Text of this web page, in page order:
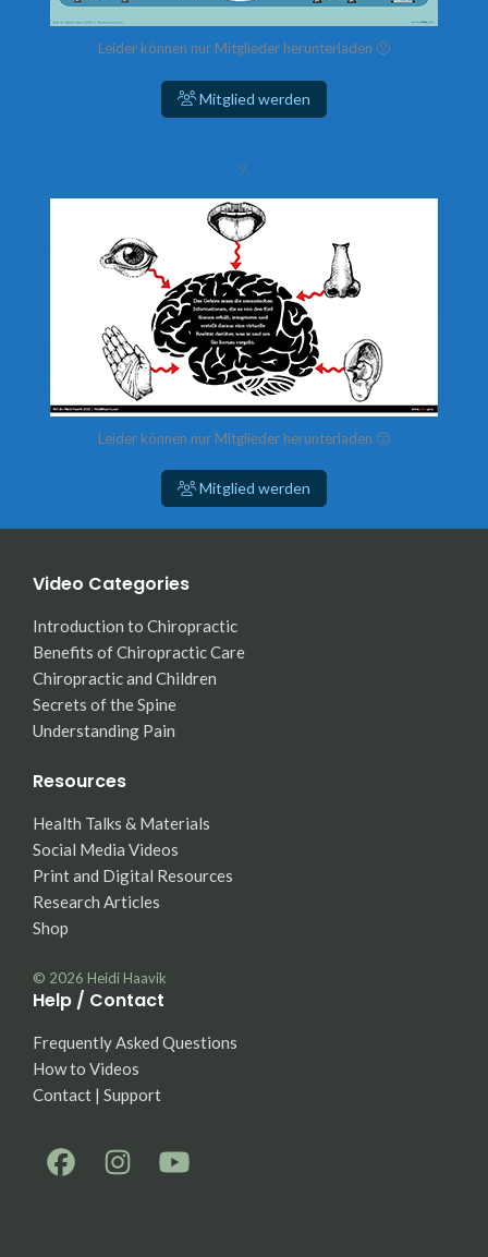
Leider können nur Mitglieder herunterladen 🙁
Mitglied werden
9.
Leider können nur Mitglieder herunterladen 🙁
Mitglied werden
Video Categories
Introduction to Chiropractic
Benefits of Chiropractic Care
Chiropractic and Children
Secrets of the Spine
Understanding Pain
Resources
Health Talks & Materials
Social Media Videos
Print and Digital Resources
Research Articles
Shop
© 2026 Heidi Haavik
Help / Contact
Frequently Asked Questions
How to Videos
Contact | Support